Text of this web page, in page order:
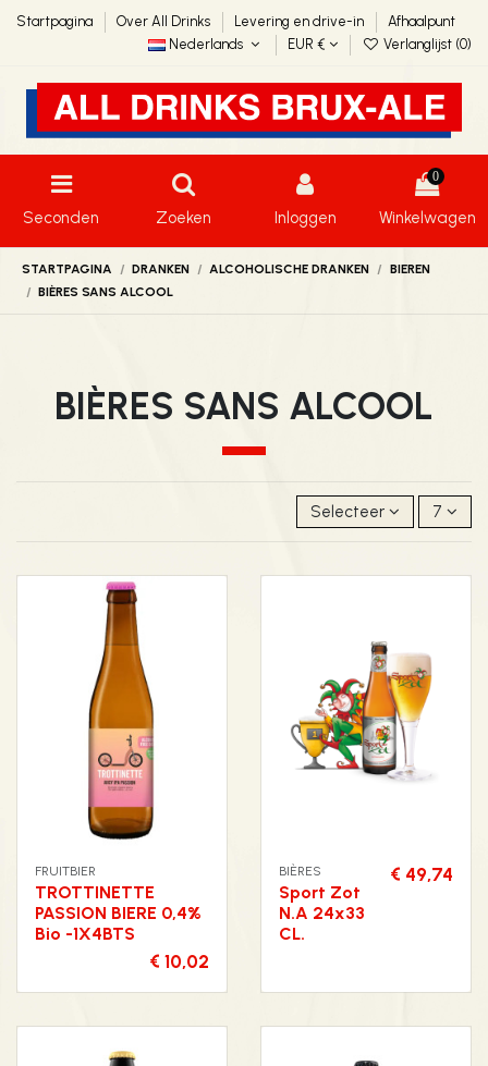
Startpagina Over All Drinks Levering en drive-in
Afhaalpunt
Nederlands
EUR € Verlanglijst (0)
Seconden Zoeken Inloggen
0
Winkelwagen
STARTPAGINA DRANKEN ALCOHOLISCHE DRANKEN
BIEREN
BIÈRES SANS ALCOOL
BIÈRES SANS ALCOOL
Selecteer 7
FRUITBIER
TROTTINETTE
PASSION BIERE 0,4%
Bio -1X4BTS
€ 10,02
BIÈRES
Sport Zot
N.A 24x33
CL.
€ 49,74